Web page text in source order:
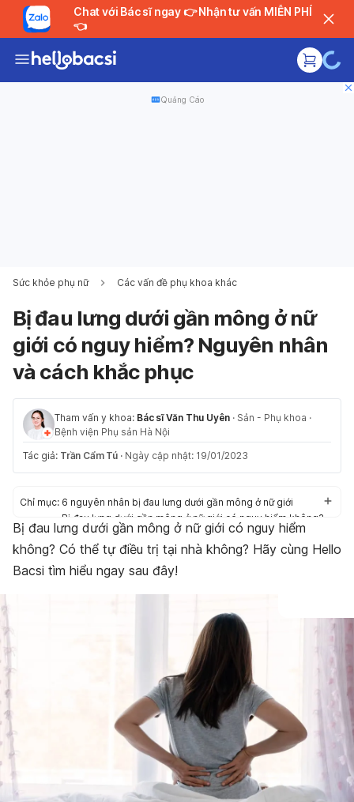
Chat với Bác sĩ ngay 👉 Nhận tư vấn MIỄN PHÍ
👈
Quảng Cáo
Sức khỏe phụ nữ Các vấn đề phụ khoa khác
Bị đau lưng dưới gần mông ở nữ
giới có nguy hiểm? Nguyên nhân
và cách khắc phục
Tham vấn y khoa: Bác sĩ Văn Thu Uyên · Sản - Phụ khoa ·
Bệnh viện Phụ sản Hà Nội
Tác giả: Trần Cẩm Tú · Ngày cập nhật: 19/01/2023
Chỉ mục: 6 nguyên nhân bị đau lưng dưới gần mông ở nữ giới
Bị đau lưng dưới gần mông ở nữ giới có nguy hiểm không?
Biện pháp khắc phục và cách phòng ngừa
Bị đau lưng dưới gần mông ở nữ giới có nguy hiểm
không? Có thể tự điều trị tại nhà không? Hãy cùng Hello
Bacsi tìm hiểu ngay sau đây!